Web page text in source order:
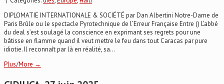
DIPLOMATIE INTERNATIONALE & SOCIÉTÉ par Dan Albertini Notre-Dame de
Paris Brûle ou le spectacle Pyrotechnique de l’Erreur Française Entre () L’abbé
du deal s’est soulagé la conscience en exprimant ses regrets pour une
bâtisse en flamme quand il veut mettre le feu dans tout Caracas par pure
idiotie. Il reconnaît par là en réalité, sa...
Plus/More →